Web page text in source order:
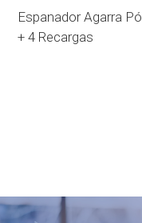
Espanador Agarra Pó
+ 4 Recargas